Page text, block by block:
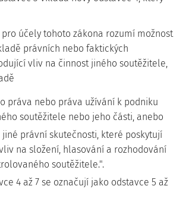
účely tohoto zákona rozumí možnost
právních nebo faktických
vliv na činnost jiného soutěžitele,
práva nebo práva užívání k podniku
soutěžitele nebo jeho části, anebo
právní skutečnosti, které poskytují
na složení, hlasování a rozhodování
soutěžitele.".
4 až 7 se označují jako odstavce 5 až